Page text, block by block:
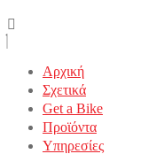
Αρχική
Σχετικά
Get a Bike
Προϊόντα
Υπηρεσίες